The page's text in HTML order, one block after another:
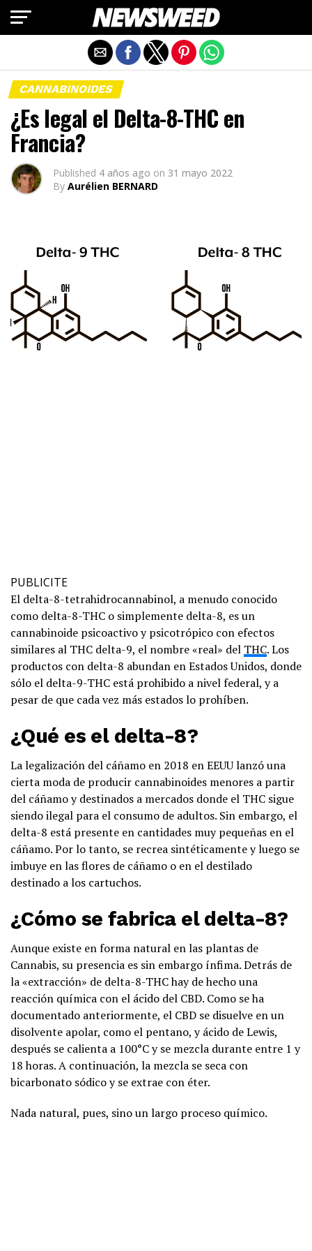
CANNABINOIDES
¿Es legal el Delta-8-THC en
Francia?
Published 4 años ago on 31 mayo 2022
By Aurélien BERNARD
PUBLICITE
El delta-8-tetrahidrocannabinol, a menudo conocido
como delta-8-THC o simplemente delta-8, es un
cannabinoide psicoactivo y psicotrópico con efectos
similares al THC delta-9, el nombre «real» del THC. Los
productos con delta-8 abundan en Estados Unidos, donde
sólo el delta-9-THC está prohibido a nivel federal, y a
pesar de que cada vez más estados lo prohíben.
¿Qué es el delta-8?
La legalización del cáñamo en 2018 en EEUU lanzó una
cierta moda de producir cannabinoides menores a partir
del cáñamo y destinados a mercados donde el THC sigue
siendo ilegal para el consumo de adultos. Sin embargo, el
delta-8 está presente en cantidades muy pequeñas en el
cáñamo. Por lo tanto, se recrea sintéticamente y luego se
imbuye en las flores de cáñamo o en el destilado
destinado a los cartuchos.
¿Cómo se fabrica el delta-8?
Aunque existe en forma natural en las plantas de
Cannabis, su presencia es sin embargo ínfima. Detrás de
la «extracción» de delta-8-THC hay de hecho una
reacción química con el ácido del CBD. Como se ha
documentado anteriormente, el CBD se disuelve en un
disolvente apolar, como el pentano, y ácido de Lewis,
después se calienta a 100°C y se mezcla durante entre 1 y
18 horas. A continuación, la mezcla se seca con
bicarbonato sódico y se extrae con éter.
Nada natural, pues, sino un largo proceso químico.
Salir de la versión móvil